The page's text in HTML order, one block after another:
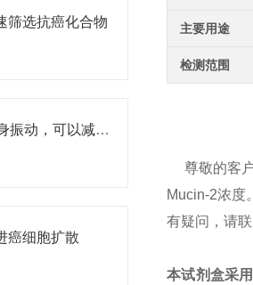
筛选抗癌化合物
每天20分钟全身振动，可以减肥、对抗糖尿病
癌细胞扩散
主要用途
检测范围
尊敬的客
Mucin-2浓度
有疑问，请
本试剂盒采